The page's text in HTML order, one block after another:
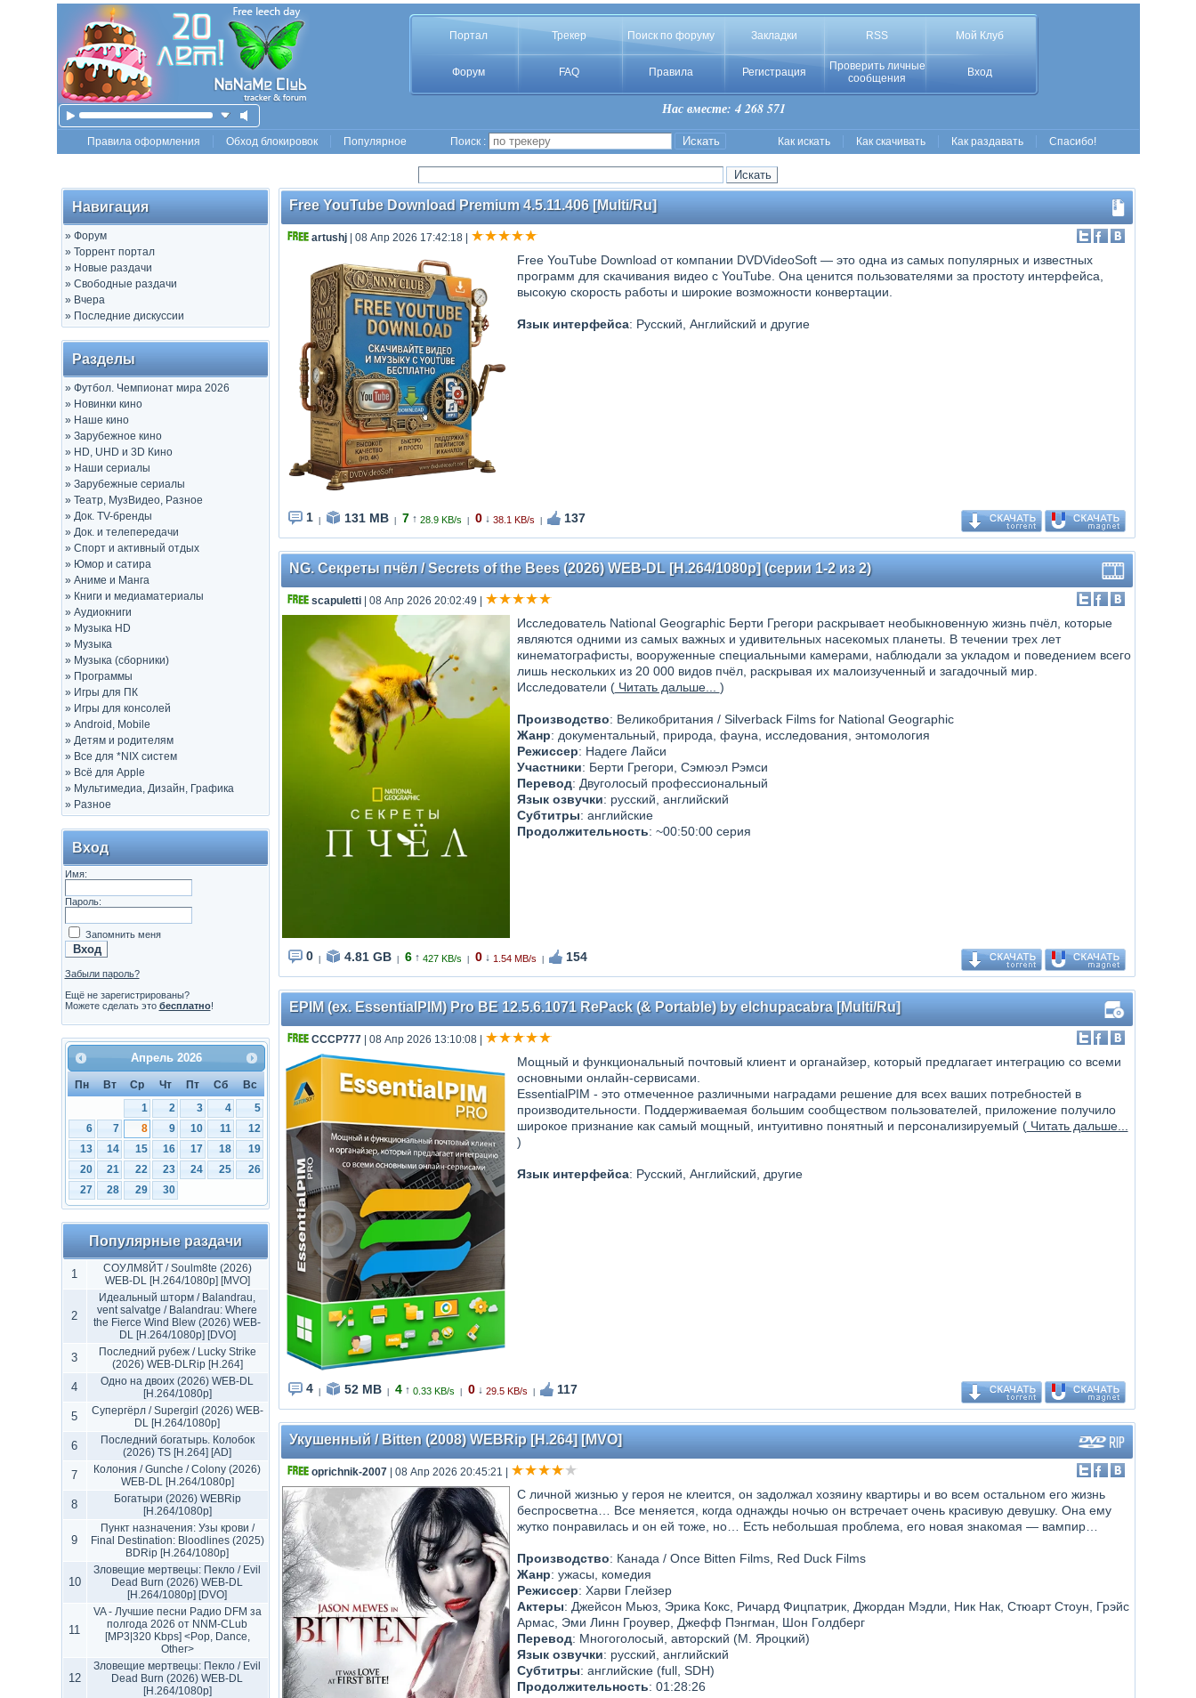
Портал Трекер Поиск по форуму Закладки RSS Мой Клуб
Форум FAQ Правила Регистрация
Проверить личные
сообщения
Вход
Нас вместе: 4 268 571
Правила оформления Обход блокировок Популярное Поиск : Как искать Как скачивать Как раздавать Спасибо!
Навигация
» Форум
» Торрент портал
» Новые раздачи
» Свободные раздачи
» Вчера
» Последние дискуссии
Разделы
» Футбол. Чемпионат мира 2026
» Новинки кино
» Наше кино
» Зарубежное кино
» HD, UHD и 3D Кино
» Наши сериалы
» Зарубежные сериалы
» Театр, МузВидео, Разное
» Док. TV-бренды
» Док. и телепередачи
» Спорт и активный отдых
» Юмор и сатира
» Аниме и Манга
» Книги и медиаматериалы
» Аудиокниги
» Музыка HD
» Музыка
» Музыка (сборники)
» Программы
» Игры для ПК
» Игры для консолей
» Android, Mobile
» Детям и родителям
» Все для *NIX систем
» Всё для Apple
» Мультимедиа, Дизайн, Графика
» Разное
Вход
Имя:
Пароль:
Запомнить меня
Забыли пароль?
Ещё не зарегистрированы?
Можете сделать это бесплатно!
Апрель 2026
Пн Вт Ср Чт Пт Сб
Вс
1
2 3 4
5
6
7 8 9 10 11
12
13
14 15 16 17 18
19
20
21 22 23 24 25
26
27
28 29 30
Популярные раздачи
1
СОУЛМ8ЙТ / Soulm8te (2026)
WEB-DL [H.264/1080p] [MVO]
2
Идеальный шторм / Balandrau,
vent salvatge / Balandrau: Where
the Fierce Wind Blew (2026) WEB-
DL [H.264/1080p] [DVO]
3
Последний рубеж / Lucky Strike
(2026) WEB-DLRip [H.264]
4
Одно на двоих (2026) WEB-DL
[H.264/1080p]
5
Супергёрл / Supergirl (2026) WEB-
DL [H.264/1080p]
6
Последний богатырь. Колобок
(2026) TS [H.264] [AD]
7
Колония / Gunche / Colony (2026)
WEB-DL [H.264/1080p]
8
Богатыри (2026) WEBRip
[H.264/1080p]
9
Пункт назначения: Узы крови /
Final Destination: Bloodlines (2025)
BDRip [H.264/1080p]
10
Зловещие мертвецы: Пекло / Evil
Dead Burn (2026) WEB-DL
[H.264/1080p] [DVO]
11
VA - Лучшие песни Радио DFM за
полгода 2026 от NNM-CLub
[MP3|320 Kbps] <Pop, Dance,
Other>
12
Зловещие мертвецы: Пекло / Evil
Dead Burn (2026) WEB-DL
[H.264/1080p]
Free YouTube Download Premium 4.5.11.406 [Multi/Ru]
artushj| 08 Апр 2026 17:42:18|
Free YouTube Download от компании DVDVideoSoft — это одна из самых популярных и известных
программ для скачивания видео с YouTube. Она ценится пользователями за простоту интерфейса,
высокую скорость работы и широкие возможности конвертации.
Язык интерфейса: Русский, Английский и другие
1 131 MB 7 ↑ 28.9 KB/s 0 ↓ 38.1 KB/s 137
NG. Секреты пчёл / Secrets of the Bees (2026) WEB-DL [H.264/1080p] (серии 1-2 из 2)
scapuletti| 08 Апр 2026 20:02:49
Исследователь National Geographic Берти Грегори раскрывает необыкновенную жизнь пчёл, которые
являются одними из самых важных и удивительных насекомых планеты. В течении трех лет
кинематографисты, вооруженные специальными камерами, наблюдали за укладом и поведением всего
лишь нескольких из 20 000 видов пчёл, раскрывая их малоизученный и загадочный мир.
Исследователи (Читать дальше... )
Производство: Великобритания / Silverback Films for National Geographic
Жанр: документальный, природа, фауна, исследования, энтомология
Режиссер: Надеге Лайси
Участники: Берти Грегори, Сэмюэл Рэмси
Перевод: Двуголосый профессиональный
Язык озвучки: русский, английский
Субтитры: английские
Продолжительность: ~00:50:00 серия
0 4.81 GB 6 ↑ 427 KB/s 0 ↓ 1.54 MB/s 154
EPIM (ex. EssentialPIM) Pro BE 12.5.6.1071 RePack (& Portable) by elchupacabra [Multi/Ru]
СССР777| 08 Апр 2026 13:10:08|
Мощный и функциональный почтовый клиент и органайзер, который предлагает интеграцию со всеми
основными онлайн-сервисами.
EssentialPIM - это отмеченное различными наградами решение для всех ваших потребностей в
производительности. Поддерживаемая большим сообществом пользователей, приложение получило
широкое признание как самый мощный, интуитивно понятный и персонализируемый (Читать дальше...
)
Язык интерфейса: Русский, Английский, другие
4 52 MB 4 ↑ 0.33 KB/s 0 ↓ 29.5 KB/s 117
Укушенный / Bitten (2008) WEBRip [H.264] [MVO]
oprichnik-2007| 08 Апр 2026 20:45:21
С личной жизнью у героя не клеится, он задолжал хозяину квартиры и во всем остальном его жизнь
беспросветна… Все меняется, когда однажды ночью он встречает очень красивую девушку. Она ему
жутко понравилась и он ей тоже, но… Есть небольшая проблема, его новая знакомая — вампир…
Производство: Канада / Once Bitten Films, Red Duck Films
Жанр: ужасы, комедия
Режиссер: Харви Глейзер
Актеры: Джейсон Мьюз, Эрика Кокс, Ричард Фицпатрик, Джордан Мэдли, Ник Нак, Стюарт Стоун, Грэйс
Армас, Эми Линн Гроувер, Джефф Пэнгман, Шон Голдберг
Перевод: Многоголосый, авторский (М. Яроцкий)
Язык озвучки: русский, английский
Субтитры: английские (full, SDH)
Продолжительность: 01:28:26